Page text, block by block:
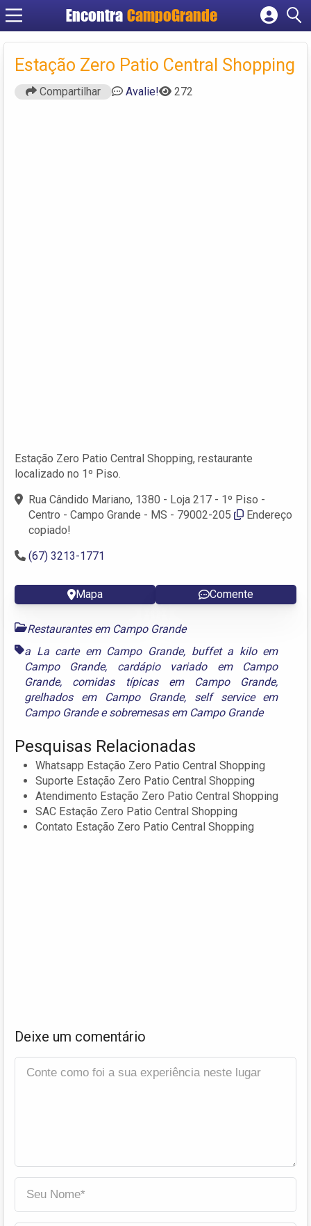
Encontra CampoGrande
Cadastrar empresa
Criar conta
Estação Zero Patio Central Shopping
Compartilhar Avalie! 272
Estação Zero Patio Central Shopping, restaurante
localizado no 1º Piso.
Rua Cândido Mariano, 1380 - Loja 217 - 1º Piso -
Centro - Campo Grande - MS - 79002-205
Endereço
copiado!
(67) 3213-1771
Mapa Comente
Restaurantes em Campo Grande
a La carte em Campo Grande, buffet a kilo em
Campo Grande, cardápio variado em Campo
Grande, comidas típicas em Campo Grande,
grelhados em Campo Grande, self service em
Campo Grandeesobremesas em Campo Grande
Pesquisas Relacionadas
Whatsapp Estação Zero Patio Central Shopping
Suporte Estação Zero Patio Central Shopping
Atendimento Estação Zero Patio Central Shopping
SAC Estação Zero Patio Central Shopping
Contato Estação Zero Patio Central Shopping
Deixe um comentário